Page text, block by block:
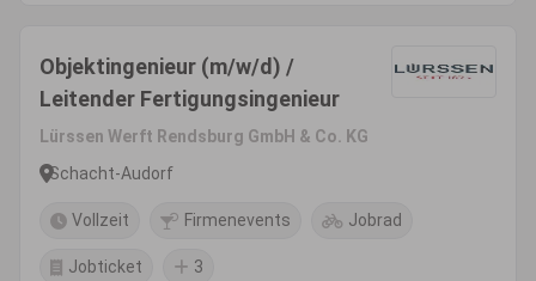
Objektingenieur (m/w/d) /
Leitender Fertigungsingenieur
Lürssen Werft Rendsburg GmbH & Co. KG
Schacht-Audorf
Vollzeit Firmenevents Jobrad
Jobticket 3